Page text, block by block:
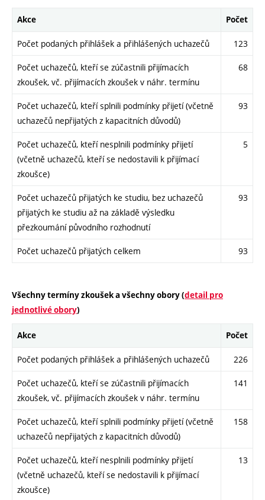
Akce Počet
Počet podaných přihlášek a přihlášených uchazečů 123
Počet uchazečů, kteří se zúčastnili přijímacích
zkoušek, vč. přijímacích zkoušek v náhr. termínu
68
Počet uchazečů, kteří splnili podmínky přijetí (včetně
uchazečů nepřijatých z kapacitních důvodů)
93
Počet uchazečů, kteří nesplnili podmínky přijetí
(včetně uchazečů, kteří se nedostavili k přijímací
zkoušce)
5
Počet uchazečů přijatých ke studiu, bez uchazečů
přijatých ke studiu až na základě výsledku
přezkoumání původního rozhodnutí
93
Počet uchazečů přijatých celkem 93
Všechny termíny zkoušek a všechny obory (detail pro
jednotlivé obory)
Akce Počet
Počet podaných přihlášek a přihlášených uchazečů 226
Počet uchazečů, kteří se zúčastnili přijímacích
zkoušek, vč. přijímacích zkoušek v náhr. termínu
141
Počet uchazečů, kteří splnili podmínky přijetí (včetně
uchazečů nepřijatých z kapacitních důvodů)
158
Počet uchazečů, kteří nesplnili podmínky přijetí
(včetně uchazečů, kteří se nedostavili k přijímací
zkoušce)
13